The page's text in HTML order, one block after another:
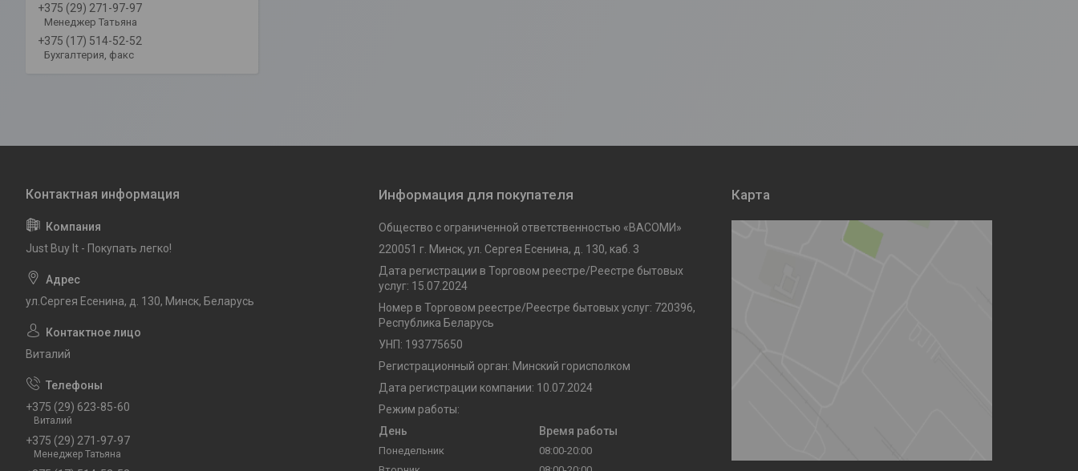
+375 (29) 271-97-97
Менеджер Татьяна
+375 (17) 514-52-52
Бухгалтерия, факс
Just Buy It - Покупать легко!
ул.Сергея Есенина, д. 130, Минск, Беларусь
Виталий
+375 (29) 623-85-60
Виталий
+375 (29) 271-97-97
Менеджер Татьяна
Информация для покупателя
Общество с ограниченной ответственностью «ВАСОМИ»
220051 г. Минск, ул. Сергея Есенина, д. 130, каб. 3
Дата регистрации в Торговом реестре/Реестре бытовых
услуг: 15.07.2024
Номер в Торговом реестре/Реестре бытовых услуг: 720396,
Республика Беларусь
УНП: 193775650
Регистрационный орган: Минский горисполком
Дата регистрации компании: 10.07.2024
Режим работы:
День
Время работы
Понедельник
08:00-20:00
Карта